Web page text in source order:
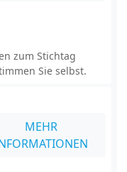
zum Stichtag
Sie selbst.
MEHR